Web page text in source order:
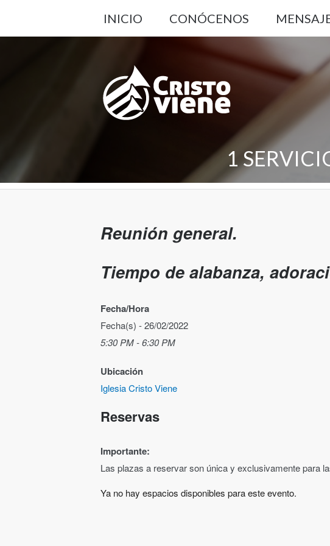
INICIO CONÓCENOS
1
Reunión general.
Tiempo de alabanza,
Fecha/Hora
Fecha(s) - 26/02/2022
5:30 PM - 6:30 PM
Ubicación
Iglesia Cristo Viene
Reservas
Importante:
Las plazas a reservar son única y exclusivamente para
Ya no hay espacios disponibles para este evento.